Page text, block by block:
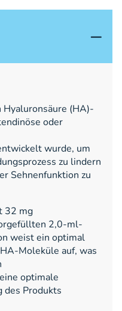
(HA)-
oder
wurde, um
zu lindern
Sehnenfunktion zu
32 mg
2,0-ml-
weist ein optimal
Moleküle auf, was
optimale
des Produkts